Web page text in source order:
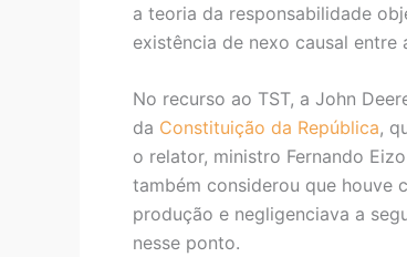
a teoria da responsabilidade
existência de nexo causal entre
No recurso ao TST, a John
da Constituição da República,
o relator, ministro Fernando
também considerou que houve
produção e negligenciava a
nesse ponto.